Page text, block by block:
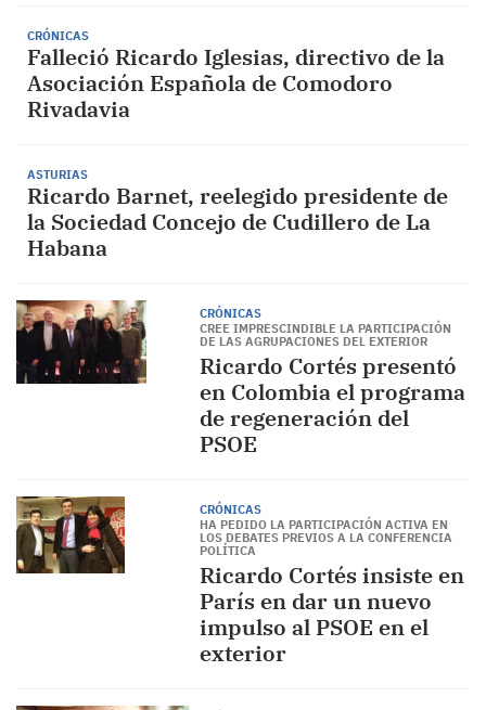
CRÓNICAS
Falleció Ricardo Iglesias, directivo de la
Asociación Española de Comodoro
Rivadavia
ASTURIAS
Ricardo Barnet, reelegido presidente de
la Sociedad Concejo de Cudillero de La
Habana
CRÓNICAS
CREE IMPRESCINDIBLE LA PARTICIPACIÓN
DE LAS AGRUPACIONES DEL EXTERIOR
Ricardo Cortés presentó
en Colombia el programa
de regeneración del
PSOE
CRÓNICAS
HA PEDIDO LA PARTICIPACIÓN ACTIVA EN
LOS DEBATES PREVIOS A LA CONFERENCIA
POLÍTICA
Ricardo Cortés insiste en
París en dar un nuevo
impulso al PSOE en el
exterior